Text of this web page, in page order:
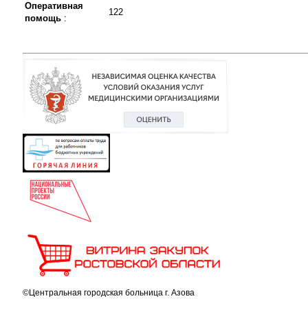
Оперативная
помощь :
122
©Центральная городская больница г. Азова